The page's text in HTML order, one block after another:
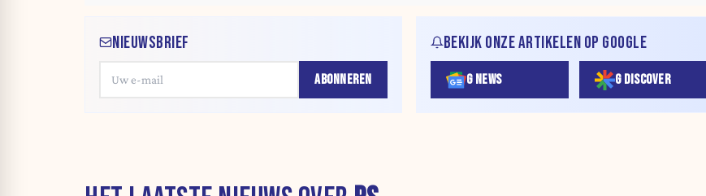
NIEUWSBRIEF
ABONNEREN
BEKIJK ONZE ARTIKELEN OP GOOGLE
G NEWS G DISCOVER